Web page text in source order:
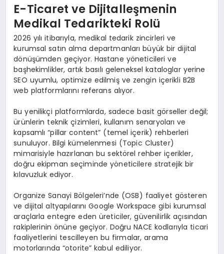
E-Ticaret ve Dijitalleşmenin
Medikal Tedarikteki Rolü
2026 yılı itibarıyla, medikal tedarik zincirleri ve
kurumsal satın alma departmanları büyük bir dijital
dönüşümden geçiyor. Hastane yöneticileri ve
başhekimlikler, artık basılı geleneksel kataloglar yerine
SEO uyumlu, optimize edilmiş ve zengin içerikli B2B
web platformlarını referans alıyor.
Bu yenilikçi platformlarda, sadece basit görseller değil;
ürünlerin teknik çizimleri, kullanım senaryoları ve
kapsamlı “pillar content” (temel içerik) rehberleri
sunuluyor. Bilgi kümelenmesi (Topic Cluster)
mimarisiyle hazırlanan bu sektörel rehber içerikler,
doğru ekipman seçiminde yöneticilere stratejik bir
kılavuzluk ediyor.
Organize Sanayi Bölgeleri’nde (OSB) faaliyet gösteren
ve dijital altyapılarını Google Workspace gibi kurumsal
araçlarla entegre eden üreticiler, güvenilirlik açısından
rakiplerinin önüne geçiyor. Doğru NACE kodlarıyla ticari
faaliyetlerini tescilleyen bu firmalar, arama
motorlarında “otorite” kabul ediliyor.